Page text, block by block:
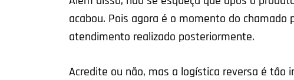
acabou. Pois agora é o momento do
atendimento realizado posteriormente.
Acredite ou não, mas a logística reversa é